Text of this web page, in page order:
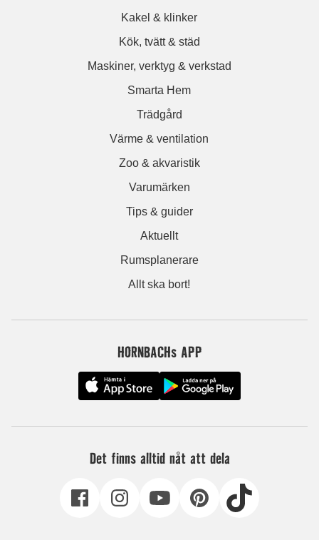
Kakel & klinker
Kök, tvätt & städ
Maskiner, verktyg & verkstad
Smarta Hem
Trädgård
Värme & ventilation
Zoo & akvaristik
Varumärken
Tips & guider
Aktuellt
Rumsplanerare
Allt ska bort!
HORNBACHs APP
Det finns alltid nåt att dela